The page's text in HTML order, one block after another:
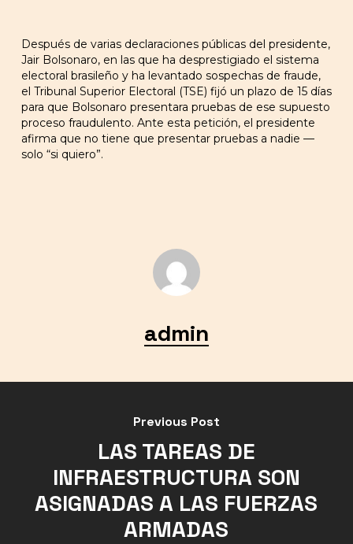
Después de varias declaraciones públicas del presidente,
Jair Bolsonaro, en las que ha desprestigiado el sistema
electoral brasileño y ha levantado sospechas de fraude,
el Tribunal Superior Electoral (TSE) fijó un plazo de 15 días
para que Bolsonaro presentara pruebas de ese supuesto
proceso fraudulento. Ante esta petición, el presidente
afirma que no tiene que presentar pruebas a nadie —
solo “si quiero”.
admin
Previous Post
LAS TAREAS DE
INFRAESTRUCTURA SON
ASIGNADAS A LAS FUERZAS
ARMADAS